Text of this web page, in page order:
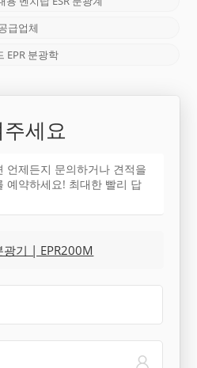
급업체
EPR 분광학
세요
언제든지 문의하거나 견적을
예약하세요! 최대한 빨리 답
광기 | EPR200M